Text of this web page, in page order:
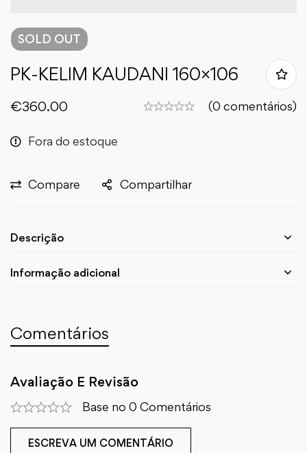
SOLD OUT
PK-KELIM KAUDANI 160×106
€360.00 (0 comentários)
Fora do estoque
Compare Compartilhar
Descrição
Informação adicional
Comentários
Avaliação E Revisão
Base no 0 Comentários
ESCREVA UM COMENTÁRIO